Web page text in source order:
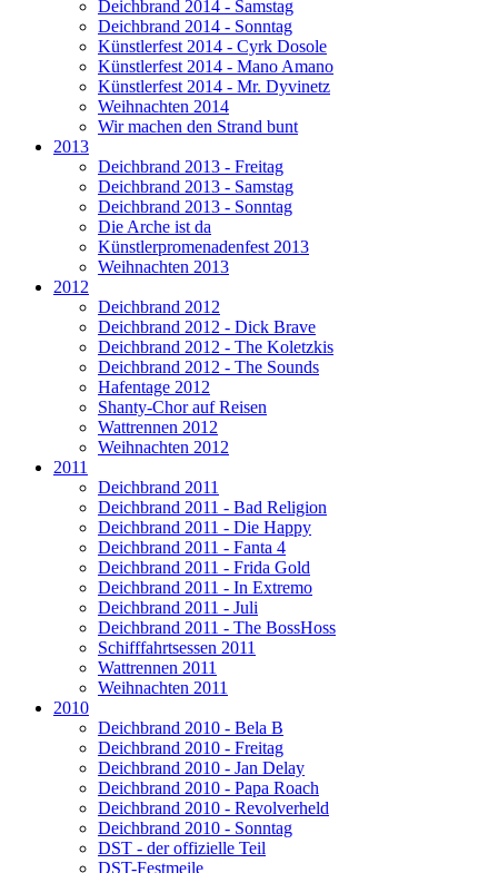
Deichbrand 2014 - Samstag
Deichbrand 2014 - Sonntag
Künstlerfest 2014 - Cyrk Dosole
Künstlerfest 2014 - Mano Amano
Künstlerfest 2014 - Mr. Dyvinetz
Weihnachten 2014
Wir machen den Strand bunt
2013
Deichbrand 2013 - Freitag
Deichbrand 2013 - Samstag
Deichbrand 2013 - Sonntag
Die Arche ist da
Künstlerpromenadenfest 2013
Weihnachten 2013
2012
Deichbrand 2012
Deichbrand 2012 - Dick Brave
Deichbrand 2012 - The Koletzkis
Deichbrand 2012 - The Sounds
Hafentage 2012
Shanty-Chor auf Reisen
Wattrennen 2012
Weihnachten 2012
2011
Deichbrand 2011
Deichbrand 2011 - Bad Religion
Deichbrand 2011 - Die Happy
Deichbrand 2011 - Fanta 4
Deichbrand 2011 - Frida Gold
Deichbrand 2011 - In Extremo
Deichbrand 2011 - Juli
Deichbrand 2011 - The BossHoss
Schifffahrtsessen 2011
Wattrennen 2011
Weihnachten 2011
2010
Deichbrand 2010 - Bela B
Deichbrand 2010 - Freitag
Deichbrand 2010 - Jan Delay
Deichbrand 2010 - Papa Roach
Deichbrand 2010 - Revolverheld
Deichbrand 2010 - Sonntag
DST - der offizielle Teil
DST-Festmeile